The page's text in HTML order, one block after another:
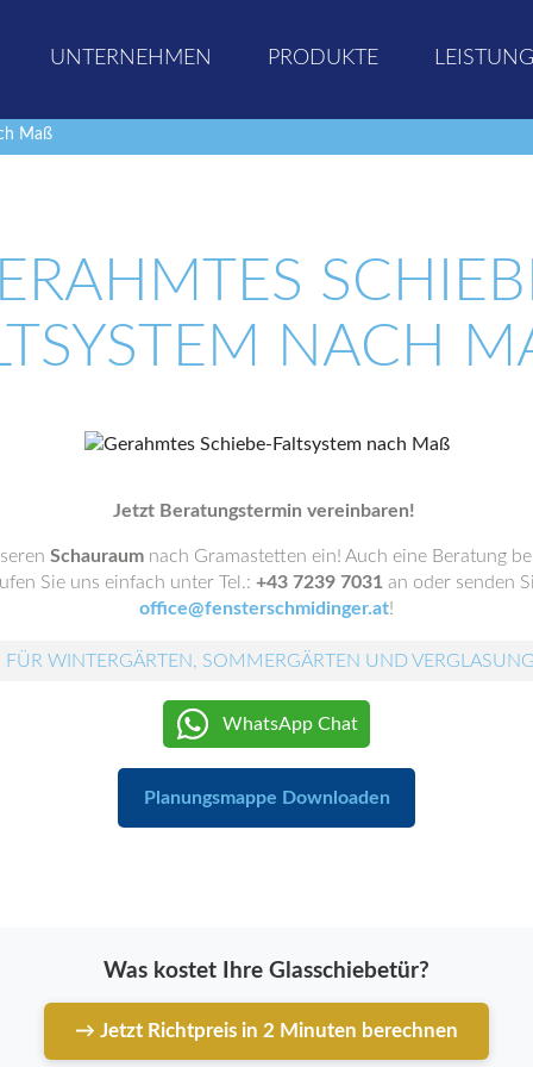
UNTERNEHMEN PRODUKTE
Maß
NACH
Jetzt Beratungstermin vereinbaren!
Schauraumnach Gramastetten ein! Auch eine Beratung
Sie uns einfach unter Tel.: +43 7239 7031 an oder senden
office@fensterschmidinger.at!
WINTERGÄRTEN, SOMMERGÄRTEN UND
WhatsApp Chat
Planungsmappe Downloaden
Was kostet Ihre Glasschiebetür?
→ Jetzt Richtpreis in 2 Minuten berechnen